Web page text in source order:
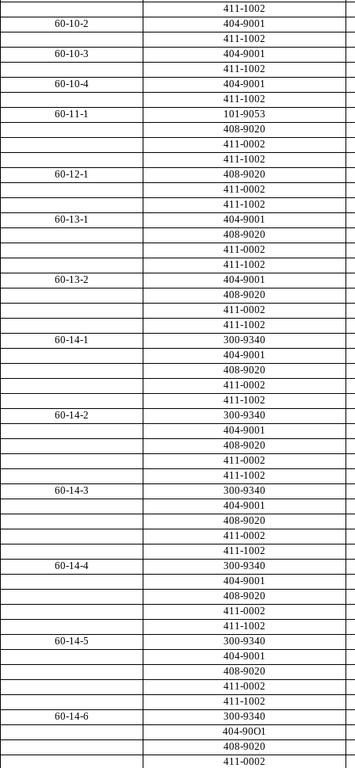
411-1002
60-10-2
404-9001
411-1002
60-10-3
404-9001
411-1002
60-10-4
404-9001
411-1002
60-11-1
101-9053
408-9020
411-0002
411-1002
60-12-1
408-9020
411-0002
411-1002
60-13-1
404-9001
408-9020
411-0002
411-1002
60-13-2
404-9001
408-9020
411-0002
411-1002
60-14-1
300-9340
404-9001
408-9020
411-0002
411-1002
60-14-2
300-9340
404-9001
408-9020
411-0002
411-1002
60-14-3
300-9340
404-9001
408-9020
411-0002
411-1002
60-14-4
300-9340
404-9001
408-9020
411-0002
411-1002
60-14-5
300-9340
404-9001
408-9020
411-0002
411-1002
60-14-6
300-9340
404-90O1
408-9020
411-0002